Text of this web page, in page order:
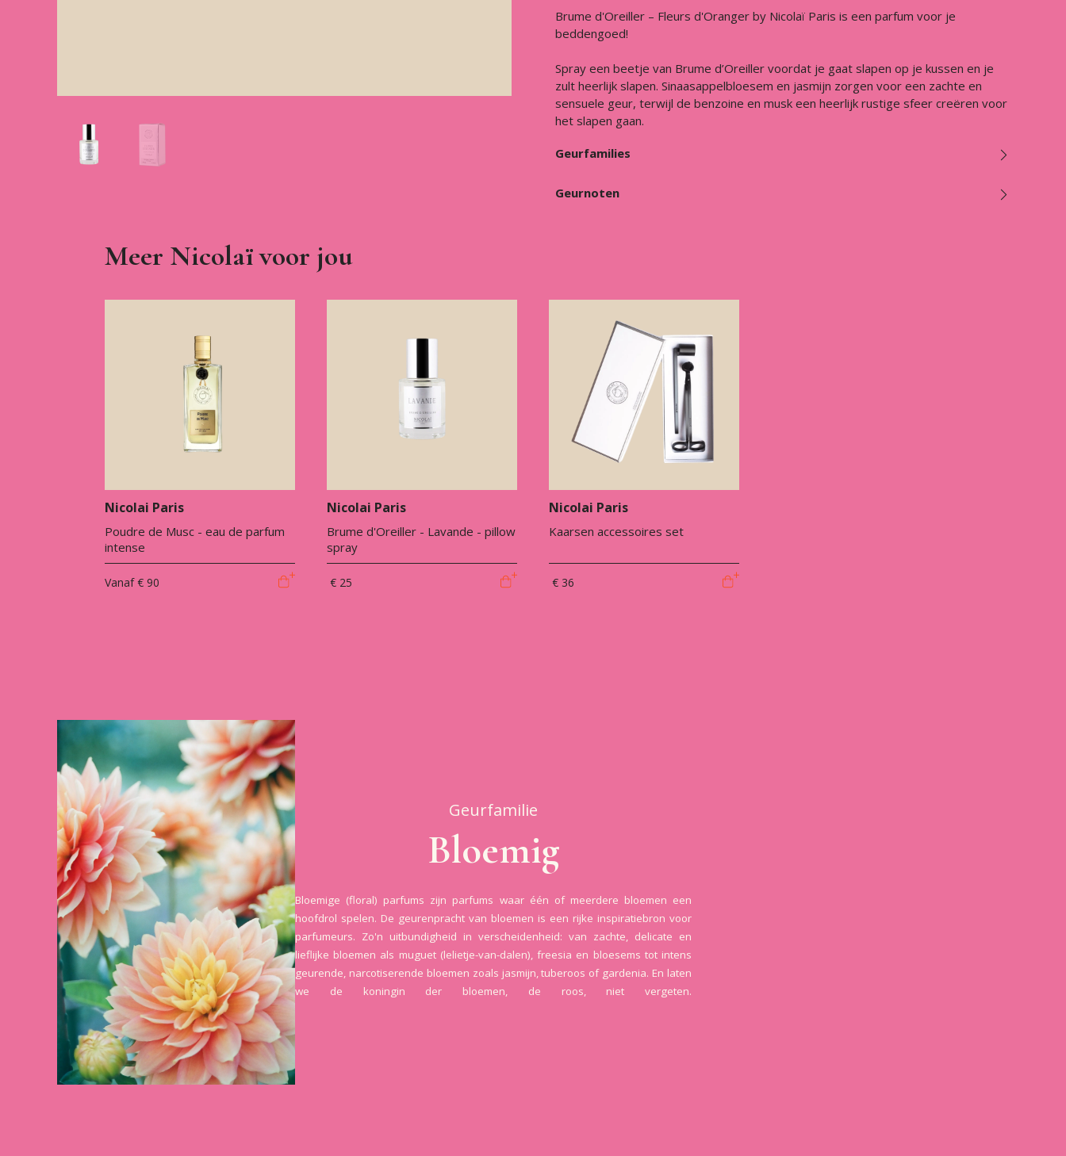
Brume d'Oreiller – Fleurs d'Oranger by Nicolaï Paris is een parfum voor je
beddengoed!
Spray een beetje van Brume d’Oreiller voordat je gaat slapen op je kussen en je
zult heerlijk slapen. Sinaasappelbloesem en jasmijn zorgen voor een zachte en
sensuele geur, terwijl de benzoine en musk een heerlijk rustige sfeer creëren voor
het slapen gaan.
Geurfamilies
Geurnoten
Meer Nicolaï voor jou
Nicolai Paris
Poudre de Musc - eau de parfum
intense
Vanaf € 90
Nicolai Paris
Brume d'Oreiller - Lavande - pillow
spray
€ 25
Nicolai Paris
Kaarsen accessoires set
€ 36
Geurfamilie
Bloemig
Bloemige (floral) parfums zijn parfums waar één of meerdere bloemen een
hoofdrol spelen. De geurenpracht van bloemen is een rijke inspiratiebron voor
parfumeurs. Zo'n uitbundigheid in verscheidenheid: van zachte, delicate en
lieflijke bloemen als muguet (lelietje-van-dalen), freesia en bloesems tot intens
geurende, narcotiserende bloemen zoals jasmijn, tuberoos of gardenia. En laten
we de koningin der bloemen, de roos, niet vergeten.